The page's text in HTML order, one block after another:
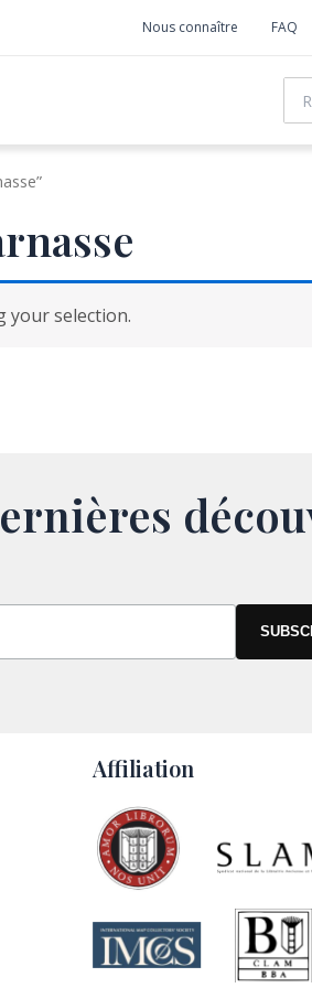
Nous connaître FAQ
your selection.
Affiliation